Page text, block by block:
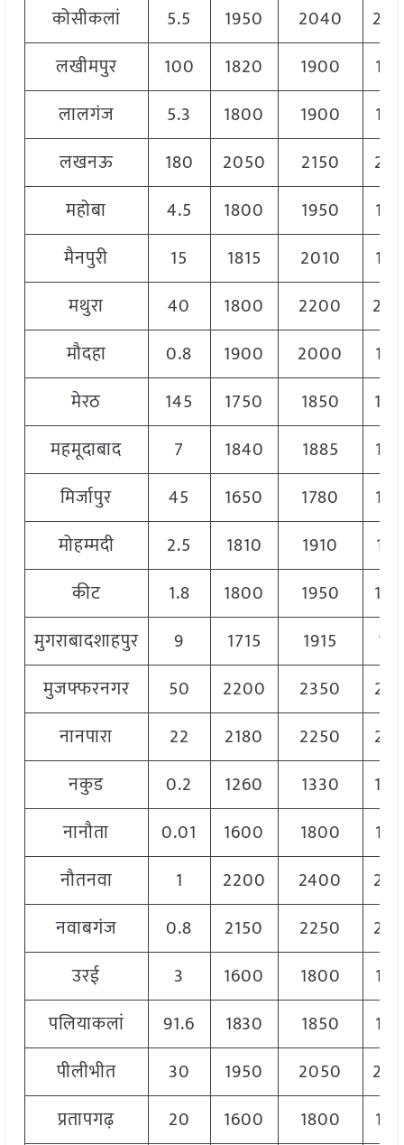
कोसीकलां
5.5 1950 2040
लखीमपुर
100 1820 1900
लालगंज
5.3 1800 1900
लखनऊ
180 2050 2150
महोबा
4.5 1800 1950
मैनपुरी
15 1815 2010
मथुरा
40 1800 2200
मौदहा
0.8 1900 2000
मेरठ
145 1750 1850
महमूदाबाद
7 1840 1885
मिर्जापुर
45 1650 1780
मोहम्मदी
2.5 1810 1910
कीट
1.8 1800 1950
मुगराबादशाहपुर
9 1715 1915
मुजफ्फरनगर
50 2200 2350
नानपारा
22 2180 2250
नकुड
0.2 1260 1330
नानौता
0.01 1600 1800
नौतनवा
1 2200 2400
नवाबगंज
0.8 2150 2250
उरई
3 1600 1800
पलियाकलां
91.6 1830 1850
पीलीभीत
30 1950 2050
प्रतापगढ़
20 1600 1800